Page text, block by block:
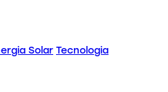
Solar Tecnologia